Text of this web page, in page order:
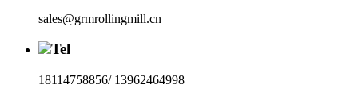
sales@grmrollingmill.cn
Tel
18114758856/ 13962464998